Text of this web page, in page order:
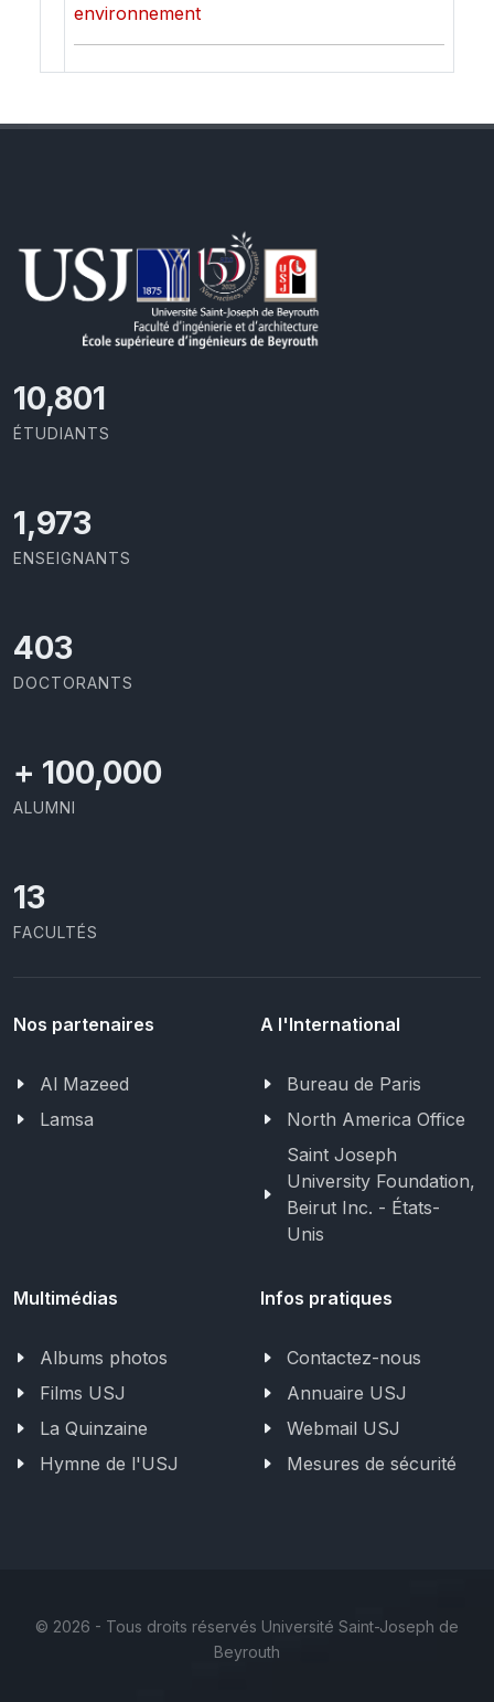
environnement
11,418
ÉTUDIANTS
2,086
ENSEIGNANTS
426
DOCTORANTS
+ 100,000
ALUMNI
13
FACULTÉS
Nos partenaires
Al Mazeed
Lamsa
A l'International
Bureau de Paris
North America Office
Saint Joseph
University Foundation,
Beirut Inc. - États-
Unis
Multimédias
Albums photos
Films USJ
La Quinzaine
Hymne de l'USJ
Infos pratiques
Contactez-nous
Annuaire USJ
Webmail USJ
Mesures de sécurité
© 2026 - Tous droits réservés Université Saint-Joseph de
Beyrouth